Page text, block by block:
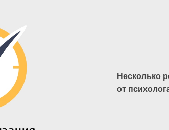
Несколько
от